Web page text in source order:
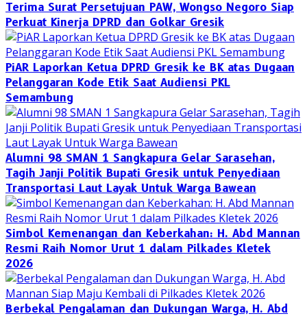
Terima Surat Persetujuan PAW, Wongso Negoro Siap
Perkuat Kinerja DPRD dan Golkar Gresik
PiAR Laporkan Ketua DPRD Gresik ke BK atas Dugaan
Pelanggaran Kode Etik Saat Audiensi PKL
Semambung
Alumni 98 SMAN 1 Sangkapura Gelar Sarasehan,
Tagih Janji Politik Bupati Gresik untuk Penyediaan
Transportasi Laut Layak Untuk Warga Bawean
Simbol Kemenangan dan Keberkahan: H. Abd Mannan
Resmi Raih Nomor Urut 1 dalam Pilkades Kletek
2026
Berbekal Pengalaman dan Dukungan Warga, H. Abd